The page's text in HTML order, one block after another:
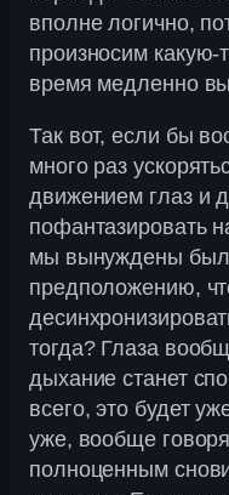
вполне логично,
произносим какую-
время медленно
Так вот, если бы
много раз
движением глаз и
пофантазировать
мы вынуждены
предположению,
тогда? Глаза
дыхание станет
всего, это будет
уже, вообще
полноценным